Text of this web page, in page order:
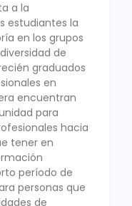
a la
estudiantes la
en los grupos
de
graduados
en
encuentran
para
hacia
tener en
período de
personas que
de